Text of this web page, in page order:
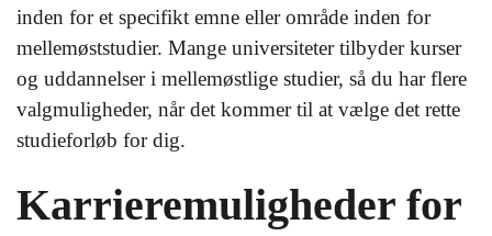
inden for et specifikt emne eller område inden for
mellemøststudier. Mange universiteter tilbyder kurser
og uddannelser i mellemøstlige studier, så du har flere
valgmuligheder, når det kommer til at vælge det rette
studieforløb for dig.
Karrieremuligheder for